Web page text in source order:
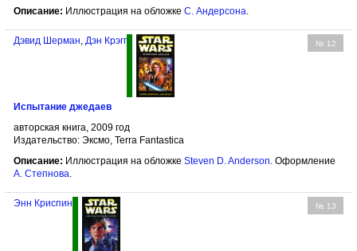
Описание: Иллюстрация на обложке С. Андерсона.
№ 12
Дэвид Шерман, Дэн Крэгг
Испытание джедаев
авторская книга, 2009 год
Издательство: Эксмо, Terra Fantastica
Описание: Иллюстрация на обложке Steven D. Anderson . Оформление
А. Степнова
№ 13
Энн Криспин